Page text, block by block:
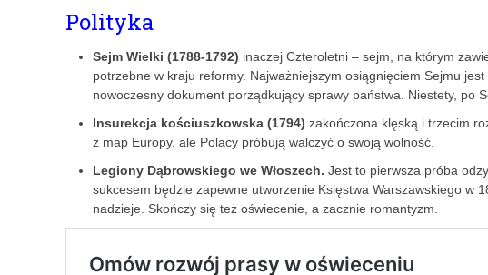
Polityka
Sejm Wielki (1788-1792) inaczej Czteroletni – sejm, na którym
potrzebne w kraju reformy. Najważniejszym osiągnięciem Sejmu
nowoczesny dokument porządkujący sprawy państwa. Niestety, po
Insurekcja kościuszkowska (1794) zakończona klęską i trzecim
z map Europy, ale Polacy próbują walczyć o swoją wolność.
Legiony Dąbrowskiego we Włoszech. Jest to pierwsza próba
sukcesem będzie zapewne utworzenie Księstwa Warszawskiego w
nadzieje. Skończy się też oświecenie, a zacznie romantyzm.